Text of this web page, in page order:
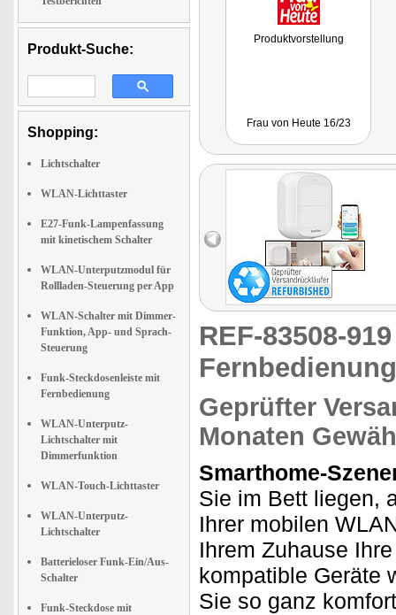
Produkt-Suche:
Shopping:
Lichtschalter
WLAN-Lichttaster
E27-Funk-Lampenfassung
mit kinetischem Schalter
WLAN-Unterputzmodul für
Rollladen-Steuerung per App
WLAN-Schalter mit Dimmer-
Funktion, App- und Sprach-
Steuerung
Funk-Steckdosenleiste mit
Fernbedienung
WLAN-Unterputz-
Lichtschalter mit
Dimmerfunktion
WLAN-Touch-Lichttaster
WLAN-Unterputz-
Lichtschalter
Batterieloser Funk-Ein/Aus-
Schalter
Funk-Steckdose mit
Produktvorstellung
Frau von Heute 16/23
REF-83508-
Geprüfter
Monaten
Smarthome-
Sie im Bett liegen,
Ihrer mobilen
Ihrem Zuhause
kompatible Geräte
Sie so ganz